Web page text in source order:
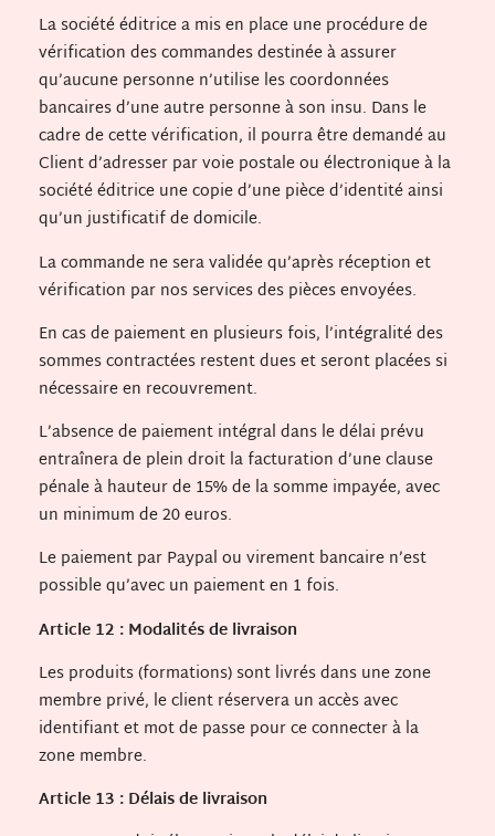
La société éditrice a mis en place une procédure de
vérification des commandes destinée à assurer
qu’aucune personne n’utilise les coordonnées
bancaires d’une autre personne à son insu. Dans le
cadre de cette vérification, il pourra être demandé au
Client d’adresser par voie postale ou électronique à la
société éditrice une copie d’une pièce d’identité ainsi
qu’un justificatif de domicile.
La commande ne sera validée qu’après réception et
vérification par nos services des pièces envoyées.
En cas de paiement en plusieurs fois, l’intégralité des
sommes contractées restent dues et seront placées si
nécessaire en recouvrement.
L’absence de paiement intégral dans le délai prévu
entraînera de plein droit la facturation d’une clause
pénale à hauteur de 15% de la somme impayée, avec
un minimum de 20 euros.
Le paiement par Paypal ou virement bancaire n’est
possible qu’avec un paiement en 1 fois.
Article 12 : Modalités de livraison
Les produits (formations) sont livrés dans une zone
membre privé, le client réservera un accès avec
identifiant et mot de passe pour ce connecter à la
zone membre.
Article 13 : Délais de livraison